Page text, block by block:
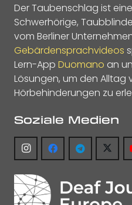
Der Taubenschlag ist
Schwerhörige,
vom Berliner
Gebärdensprachvideos
Lern-App Duomano an
Lösungen, um den Alltag
Hörbehinderungen zu
Soziale Medien